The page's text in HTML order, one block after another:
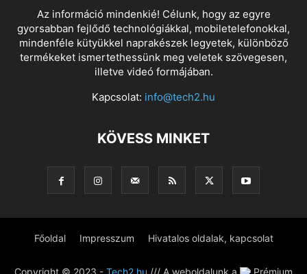
Az információ mindenkié! Célunk, hogy az egyre
gyorsabban fejlődő technológiákkal, mobiletelefonokkal,
mindenféle kütyükkel naprakészek legyetek, különböző
termékeket ismertethessünk meg veletek szövegesen,
illetve videó formájában.
Kapcsolat: info@tech2.hu
KÖVESS MINKET
Főoldal Impresszum Hivatalos oldalak, kapcsolat